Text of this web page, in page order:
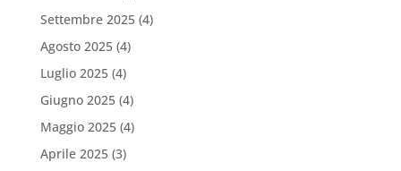
Settembre 2025(4)
Agosto 2025(4)
Luglio 2025(4)
Giugno 2025(4)
Maggio 2025(4)
Aprile 2025(3)